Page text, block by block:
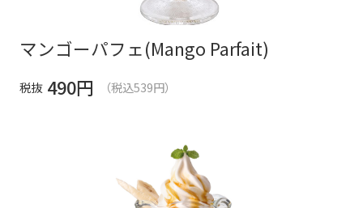
マンゴーパフェ(Mango Parfait)
税抜 490円 （税込539円）